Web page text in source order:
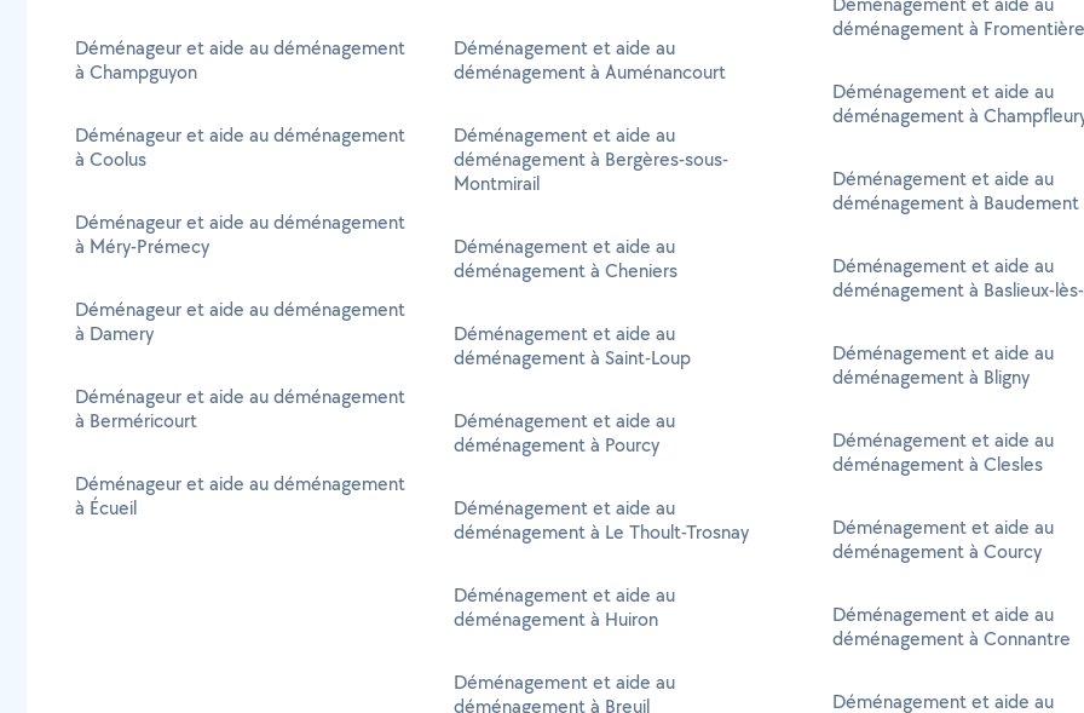
Déménageur et aide au déménagement
à Champguyon
Déménageur et aide au déménagement
à Coolus
Déménageur et aide au déménagement
à Méry-Prémecy
Déménageur et aide au déménagement
à Damery
Déménageur et aide au déménagement
à Berméricourt
Déménageur et aide au déménagement
à Écueil
Déménagement et aide au
déménagement à Auménancourt
Déménagement et aide au
déménagement à Bergères-sous-
Montmirail
Déménagement et aide au
déménagement à Cheniers
Déménagement et aide au
déménagement à Saint-Loup
Déménagement et aide au
déménagement à Pourcy
Déménagement et aide au
déménagement à Le Thoult-Trosnay
Déménagement et aide au
déménagement à Huiron
Déménagement et aide au
déménagement à Breuil
déménagement à
Déménagement et aide au
déménagement à
Déménagement et aide au
déménagement à Baudement
Déménagement et aide au
déménagement à Baslieux-
Déménagement et aide au
déménagement à Bligny
Déménagement et aide au
déménagement à Clesles
Déménagement et aide au
déménagement à Courcy
Déménagement et aide au
déménagement à Connantre
Déménagement et aide au